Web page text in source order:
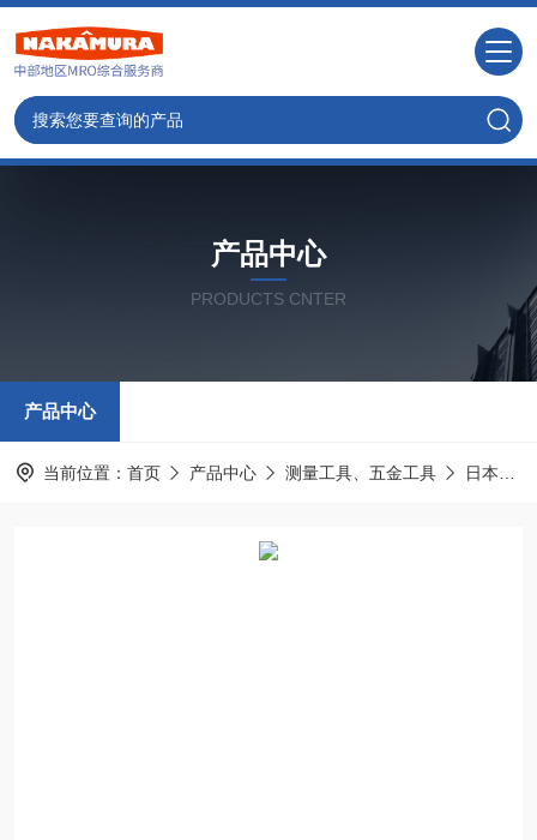
产品中心
PRODUCTS CNTER
产品中心
当前位置： 首页 产品中心 测量工具、五金工具 日本MAX麦克斯